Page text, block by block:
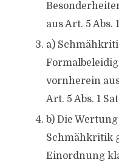
aus Art. 5 Abs.
a)
vornherein
Art. 5 Abs. 1
b) Die
Schmähkritik
Einordnung